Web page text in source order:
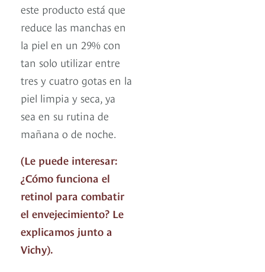
este producto está que
reduce las manchas en
la piel en un 29% con
tan solo utilizar entre
tres y cuatro gotas en la
piel limpia y seca, ya
sea en su rutina de
mañana o de noche.
(Le puede interesar:
¿Cómo funciona el
retinol para combatir
el envejecimiento? Le
explicamos junto a
Vichy).